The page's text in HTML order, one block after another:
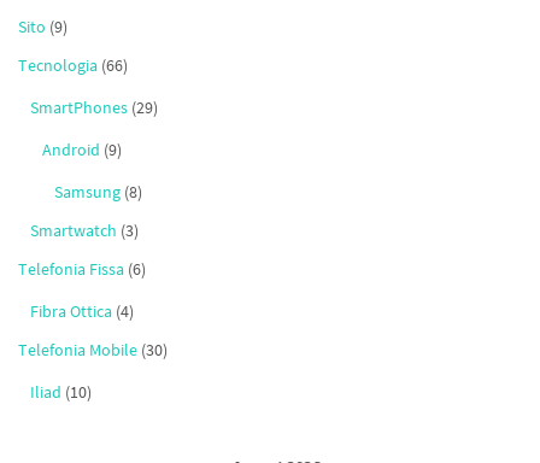
Sito (9)
Tecnologia (66)
SmartPhones (29)
Android (9)
Samsung (8)
Smartwatch (3)
Telefonia Fissa (6)
Fibra Ottica (4)
Telefonia Mobile (30)
Iliad (10)